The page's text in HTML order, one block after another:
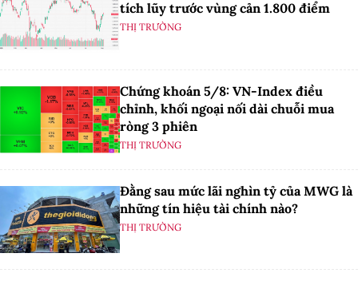
tích lũy trước vùng cản 1.800 điểm
THỊ TRƯỜNG
Chứng khoán 5/8: VN-Index điều
chỉnh, khối ngoại nối dài chuỗi mua
ròng 3 phiên
THỊ TRƯỜNG
Đằng sau mức lãi nghìn tỷ của MWG là
những tín hiệu tài chính nào?
THỊ TRƯỜNG